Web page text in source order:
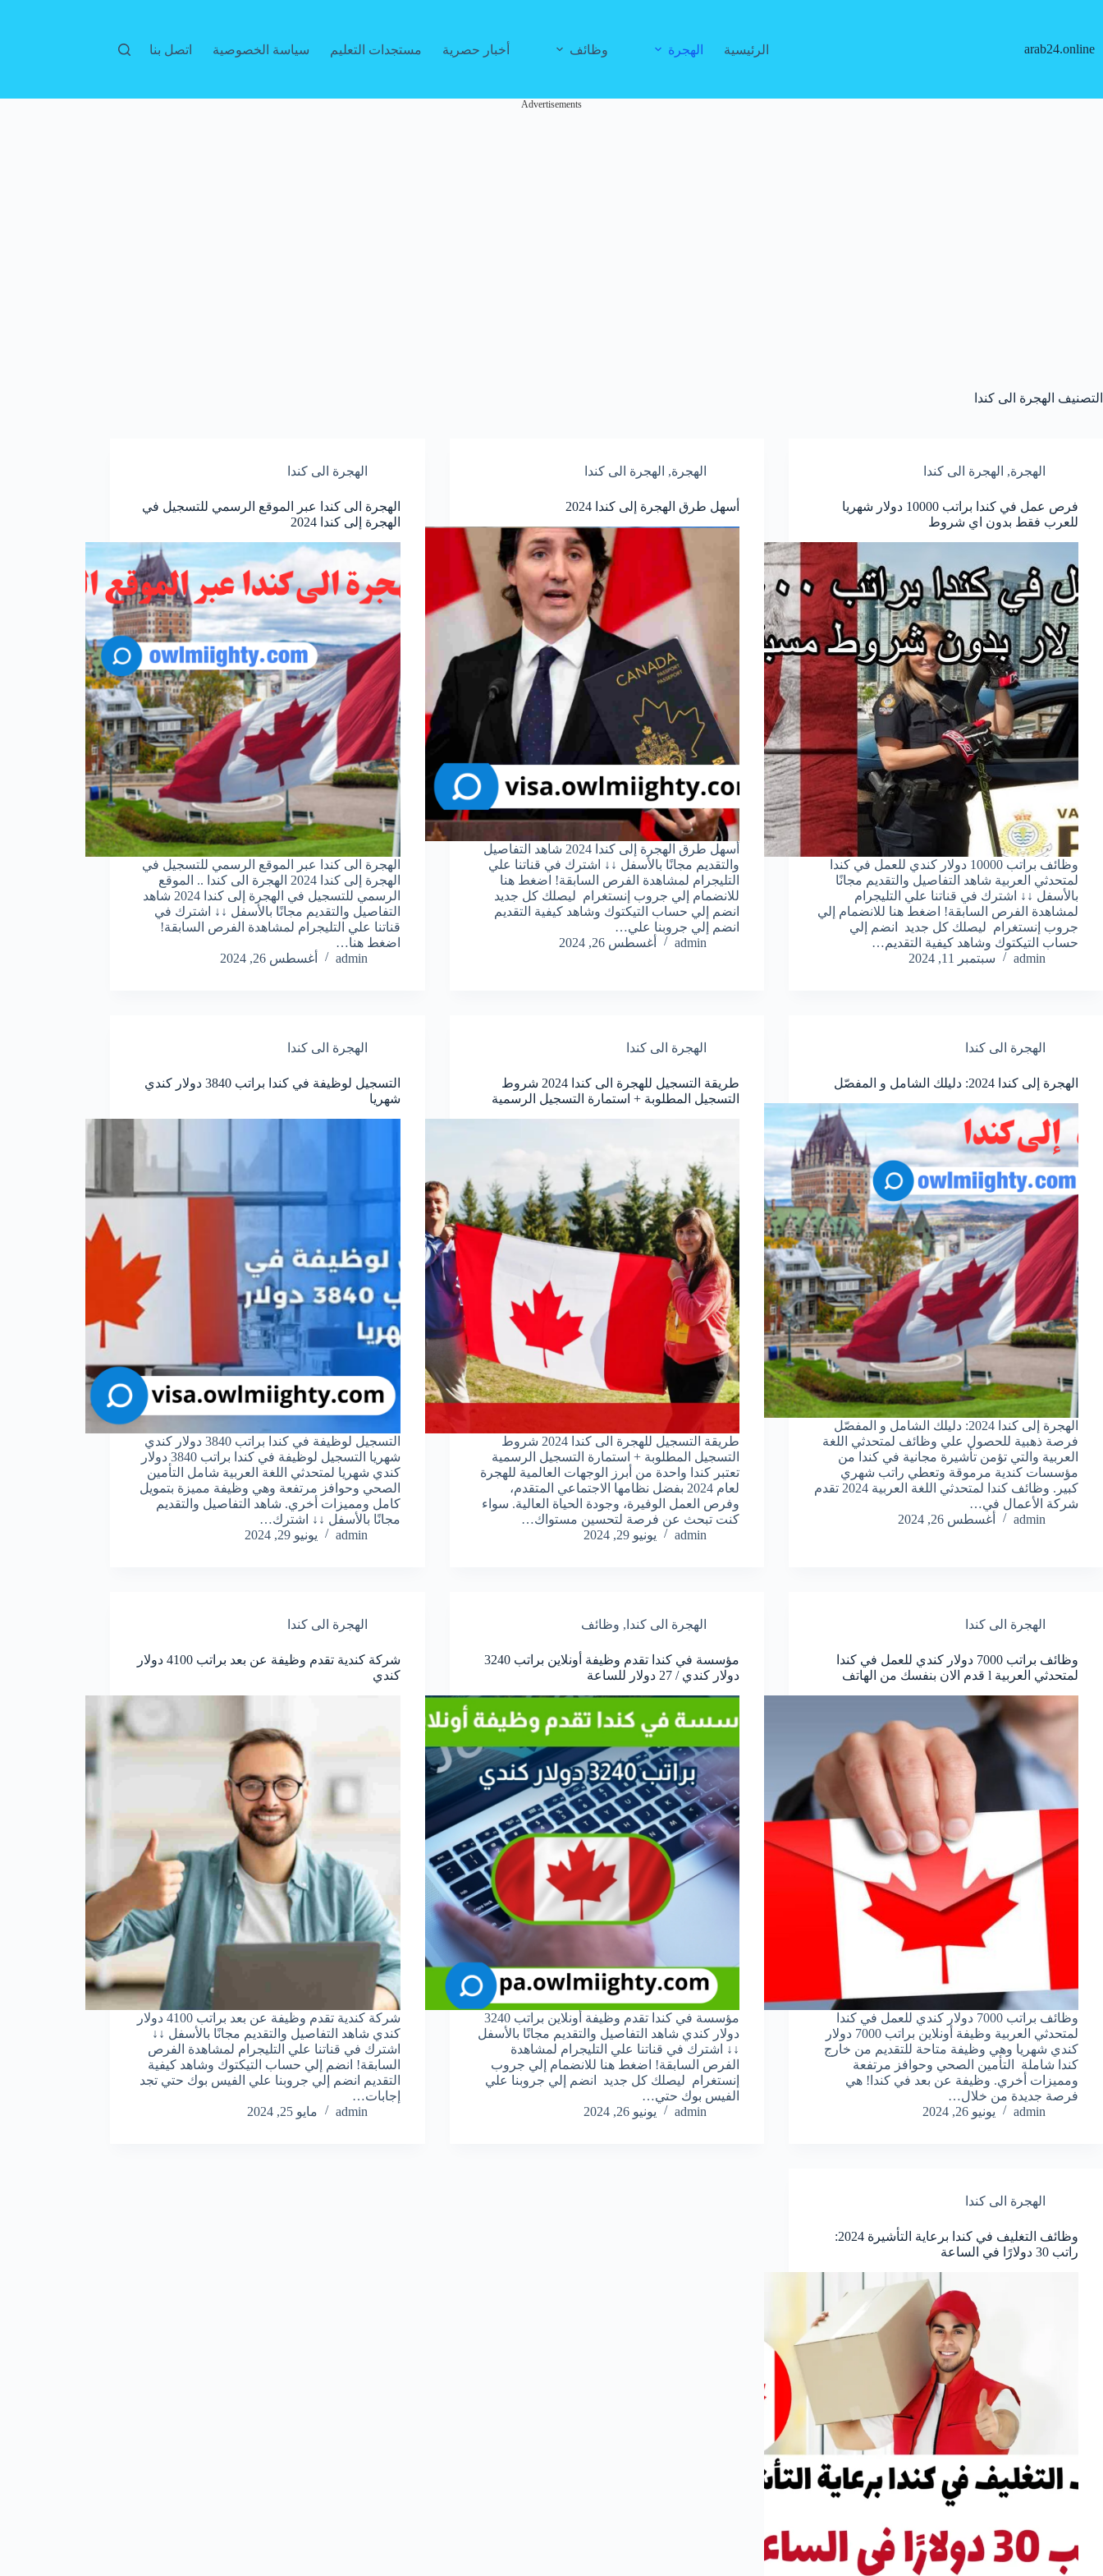
arab24.online الرئيسية الهجرة وظائف أخبار حصرية مستجدات التعليم سياسة الخصوصية اتصل بنا
Advertisements
التصنيف الهجرة الى كندا
الهجرة, الهجرة الى كندا
فرص عمل في كندا براتب 10000 دولار شهريا
للعرب فقط بدون اي شروط
وظائف براتب 10000 دولار كندي للعمل في كندا
لمتحدثي العربية شاهد التفاصيل والتقديم مجانًا
بالأسفل ↓↓ اشترك في قناتنا علي التليجرام
لمشاهدة الفرص السابقة! اضغط هنا للانضمام إلي
جروب إنستغرام ليصلك كل جديد انضم إلي
حساب التيكتوك وشاهد كيفية التقديم…
admin
سبتمبر 11, 2024
الهجرة, الهجرة الى كندا
أسهل طرق الهجرة إلى كندا 2024
أسهل طرق الهجرة إلى كندا 2024 شاهد التفاصيل
والتقديم مجانًا بالأسفل ↓↓ اشترك في قناتنا علي
التليجرام لمشاهدة الفرص السابقة! اضغط هنا
للانضمام إلي جروب إنستغرام ليصلك كل جديد
انضم إلي حساب التيكتوك وشاهد كيفية التقديم
انضم إلي جروبنا علي…
admin
أغسطس 26, 2024
الهجرة الى كندا
الهجرة الى كندا عبر الموقع الرسمي للتسجيل في
الهجرة إلى كندا 2024
الهجرة الى كندا عبر الموقع الرسمي للتسجيل في
الهجرة إلى كندا 2024 الهجرة الى كندا .. الموقع
الرسمي للتسجيل في الهجرة إلى كندا 2024 شاهد
التفاصيل والتقديم مجانًا بالأسفل ↓↓ اشترك في
قناتنا علي التليجرام لمشاهدة الفرص السابقة!
اضغط هنا…
admin
أغسطس 26, 2024
الهجرة الى كندا
الهجرة إلى كندا 2024: دليلك الشامل و المفصّل
الهجرة إلى كندا 2024: دليلك الشامل و المفصّل
فرصة ذهبية للحصول علي وظائف لمتحدثي اللغة
العربية والتي تؤمن تأشيرة مجانية في كندا من
مؤسسات كندية مرموقة وتعطي راتب شهري
كبير. وظائف كندا لمتحدثي اللغة العربية 2024 تقدم
شركة الأعمال في…
admin
أغسطس 26, 2024
الهجرة الى كندا
طريقة التسجيل للهجرة الى كندا 2024 شروط
التسجيل المطلوبة + استمارة التسجيل الرسمية
طريقة التسجيل للهجرة الى كندا 2024 شروط
التسجيل المطلوبة + استمارة التسجيل الرسمية
تعتبر كندا واحدة من أبرز الوجهات العالمية للهجرة
لعام 2024 بفضل نظامها الاجتماعي المتقدم،
وفرص العمل الوفيرة، وجودة الحياة العالية. سواء
كنت تبحث عن فرصة لتحسين مستواك…
admin
يونيو 29, 2024
الهجرة الى كندا
التسجيل لوظيفة في كندا براتب 3840 دولار كندي
شهريا
التسجيل لوظيفة في كندا براتب 3840 دولار كندي
شهريا التسجيل لوظيفة في كندا براتب 3840 دولار
كندي شهريا لمتحدثي اللغة العربية شامل التأمين
الصحي وحوافز مرتفعة وهي وظيفة مميزة بتمويل
كامل ومميزات أخري. شاهد التفاصيل والتقديم
مجانًا بالأسفل ↓↓ اشترك…
admin
يونيو 29, 2024
الهجرة الى كندا
وظائف براتب 7000 دولار كندي للعمل في كندا
لمتحدثي العربية l قدم الان بنفسك من الهاتف
وظائف براتب 7000 دولار كندي للعمل في كندا
لمتحدثي العربية وظيفة أونلاين براتب 7000 دولار
كندي شهريا وهي وظيفة متاحة للتقديم من خارج
كندا شاملة التأمين الصحي وحوافز مرتفعة
ومميزات أخري. وظيفة عن بعد في كندا! هي
فرصة جديدة من خلال…
admin
يونيو 26, 2024
الهجرة الى كندا , وظائف
مؤسسة في كندا تقدم وظيفة أونلاين براتب 3240
دولار كندي / 27 دولار للساعة
مؤسسة في كندا تقدم وظيفة أونلاين براتب 3240
دولار كندي شاهد التفاصيل والتقديم مجانًا بالأسفل
↓↓ اشترك في قناتنا علي التليجرام لمشاهدة
الفرص السابقة! اضغط هنا للانضمام إلي جروب
إنستغرام ليصلك كل جديد انضم إلي جروبنا علي
الفيس بوك حتي…
admin
يونيو 26, 2024
الهجرة الى كندا
شركة كندية تقدم وظيفة عن بعد براتب 4100 دولار
كندي
شركة كندية تقدم وظيفة عن بعد براتب 4100 دولار
كندي شاهد التفاصيل والتقديم مجانًا بالأسفل ↓↓
اشترك في قناتنا علي التليجرام لمشاهدة الفرص
السابقة! انضم إلي حساب التيكتوك وشاهد كيفية
التقديم انضم إلي جروبنا علي الفيس بوك حتي تجد
إجابات…
admin
مايو 25, 2024
الهجرة الى كندا
وظائف التغليف في كندا برعاية التأشيرة 2024:
راتب 30 دولارًا في الساعة